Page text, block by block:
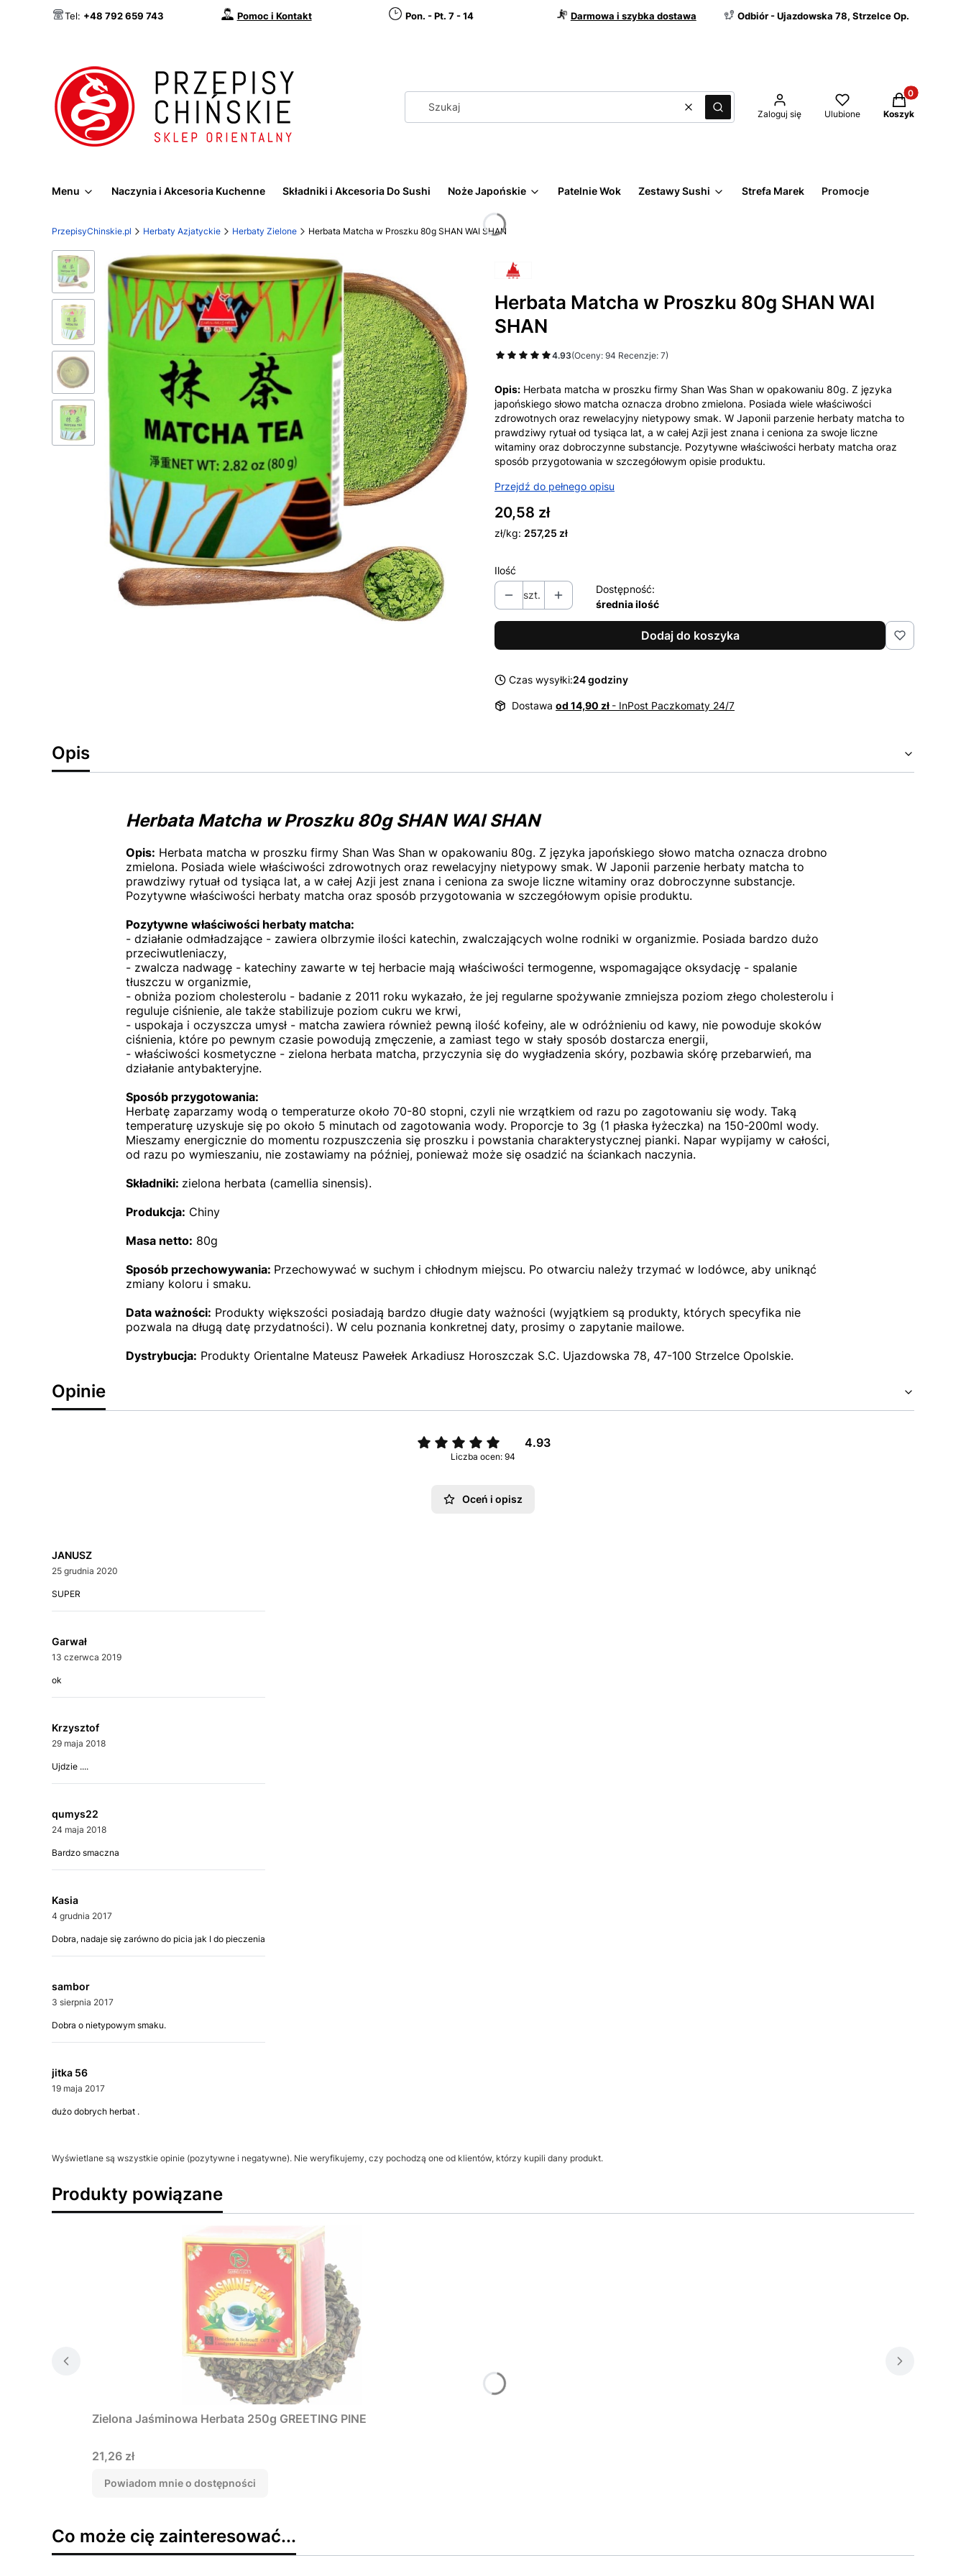
Tel: +48 792 659 743 Pomoc i Kontakt Pon. - Pt. 7 - 14 Darmowa i szybka dostawa Odbiór - Ujazdowska 78, Strzelce Op.
WyczyśćSzukaj Zaloguj się Ulubione
Produkty w
Koszyk
Menu Naczynia i Akcesoria Kuchenne Składniki i Akcesoria Do Sushi Noże Japońskie Patelnie Wok Zestawy Sushi Strefa Marek Promocje
PrzepisyChinskie.pl Herbaty Azjatyckie Herbaty Zielone Herbata Matcha w Proszku 80g SHAN WAI SHAN
Herbata Matcha w Proszku 80g SHAN WAI
SHAN
4.93(Oceny: 94 Recenzje: 7)
Opis: Herbata matcha w proszku firmy Shan Was Shan w opakowaniu 80g. Z języka
japońskiego słowo matcha oznacza drobno zmielona. Posiada wiele właściwości
zdrowotnych oraz rewelacyjny nietypowy smak. W Japonii parzenie herbaty matcha to
prawdziwy rytuał od tysiąca lat, a w całej Azji jest znana i ceniona za swoje liczne
witaminy oraz dobroczynne substancje. Pozytywne właściwości herbaty matcha oraz
sposób przygotowania w szczegółowym opisie produktu.
Przejdź do pełnego opisu
Cena
20,58 zł
zł/kg: 257,25 zł
Ilość
szt.
Dostępność:
średnia ilość
Dodaj do koszyka
Czas wysyłki:24 godziny
Dostawa od 14,90 zł - InPost Paczkomaty 24/7
Opis
Herbata Matcha w Proszku 80g SHAN WAI SHAN
Opis: Herbata matcha w proszku firmy Shan Was Shan w opakowaniu 80g. Z języka japońskiego słowo matcha oznacza drobno
zmielona. Posiada wiele właściwości zdrowotnych oraz rewelacyjny nietypowy smak. W Japonii parzenie herbaty matcha to
prawdziwy rytuał od tysiąca lat, a w całej Azji jest znana i ceniona za swoje liczne witaminy oraz dobroczynne substancje.
Pozytywne właściwości herbaty matcha oraz sposób przygotowania w szczegółowym opisie produktu.
Pozytywne właściwości herbaty matcha:
- działanie odmładzające - zawiera olbrzymie ilości katechin, zwalczających wolne rodniki w organizmie. Posiada bardzo dużo
przeciwutleniaczy,
- zwalcza nadwagę - katechiny zawarte w tej herbacie mają właściwości termogenne, wspomagające oksydację - spalanie
tłuszczu w organizmie,
- obniża poziom cholesterolu - badanie z 2011 roku wykazało, że jej regularne spożywanie zmniejsza poziom złego cholesterolu i
reguluje ciśnienie, ale także stabilizuje poziom cukru we krwi,
- uspokaja i oczyszcza umysł - matcha zawiera również pewną ilość kofeiny, ale w odróżnieniu od kawy, nie powoduje skoków
ciśnienia, które po pewnym czasie powodują zmęczenie, a zamiast tego w stały sposób dostarcza energii,
- właściwości kosmetyczne - zielona herbata matcha, przyczynia się do wygładzenia skóry, pozbawia skórę przebarwień, ma
działanie antybakteryjne.
Sposób przygotowania:
Herbatę zaparzamy wodą o temperaturze około 70-80 stopni, czyli nie wrzątkiem od razu po zagotowaniu się wody. Taką
temperaturę uzyskuje się po około 5 minutach od zagotowania wody. Proporcje to 3g (1 płaska łyżeczka) na 150-200ml wody.
Mieszamy energicznie do momentu rozpuszczenia się proszku i powstania charakterystycznej pianki. Napar wypijamy w całości,
od razu po wymieszaniu, nie zostawiamy na później, ponieważ może się osadzić na ściankach naczynia.
Składniki: zielona herbata (camellia sinensis).
Produkcja: Chiny
Masa netto: 80g
Sposób przechowywania: Przechowywać w suchym i chłodnym miejscu. Po otwarciu należy trzymać w lodówce, aby uniknąć
zmiany koloru i smaku.
Data ważności: Produkty większości posiadają bardzo długie daty ważności (wyjątkiem są produkty, których specyfika nie
pozwala na długą datę przydatności). W celu poznania konkretnej daty, prosimy o zapytanie mailowe.
Dystrybucja: Produkty Orientalne Mateusz Pawełek Arkadiusz Horoszczak S.C. Ujazdowska 78, 47-100 Strzelce Opolskie.
Opinie
4.93
Liczba ocen: 94
Oceń i opisz
JANUSZ
25 grudnia 2020
SUPER
Garwał
13 czerwca 2019
ok
Krzysztof
29 maja 2018
Ujdzie ....
qumys22
24 maja 2018
Bardzo smaczna
Kasia
4 grudnia 2017
Dobra, nadaje się zarówno do picia jak I do pieczenia
sambor
3 sierpnia 2017
Dobra o nietypowym smaku.
jitka 56
19 maja 2017
dużo dobrych herbat .
Wyświetlane są wszystkie opinie (pozytywne i negatywne). Nie weryfikujemy, czy pochodzą one od klientów, którzy kupili dany produkt.
Produkty powiązane
Zielona Jaśminowa Herbata 250g GREETING PINE
Cena
21,26 zł
Powiadom mnie o dostępności
Co może cię zainteresować...